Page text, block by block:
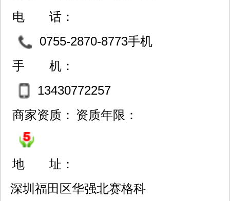
纳税人，可开13%增票）
电 话：
0755-2870-8773手机
微信同号13430772257
手 机：
13430772257
商家资质： 资质年限：
地 址：
深圳福田区华强北赛格科